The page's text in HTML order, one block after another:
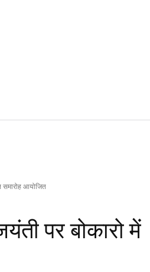
समारोह आयोजित
पर बोकारो में